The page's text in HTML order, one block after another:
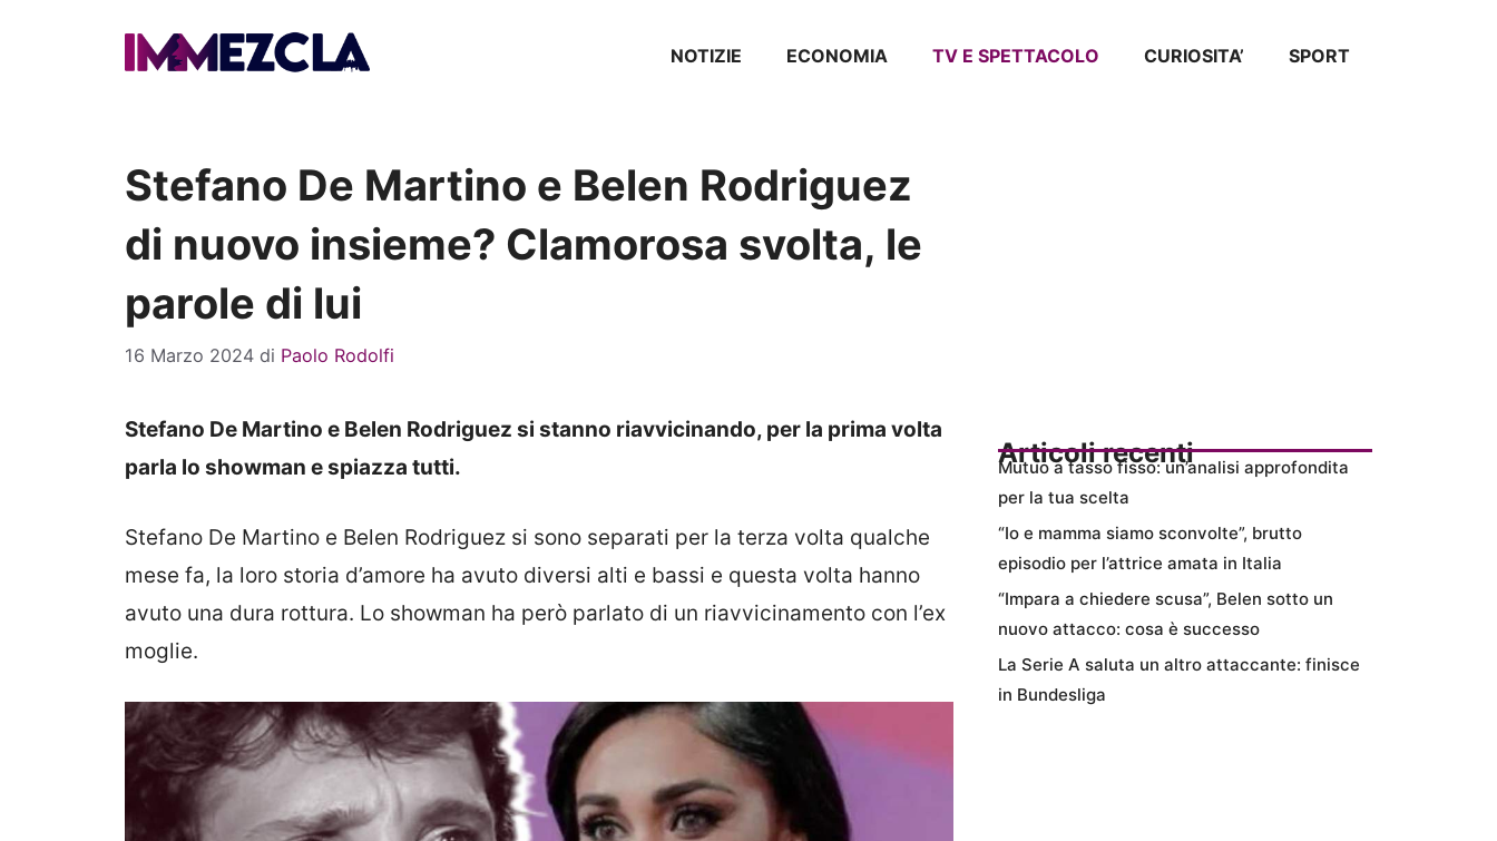
NOTIZIE ECONOMIA TV E SPETTACOLO CURIOSITA’ SPORT
Stefano De Martino e Belen Rodriguez
di nuovo insieme? Clamorosa svolta, le
parole di lui
16 Marzo 2024 di Paolo Rodolfi
Stefano De Martino e Belen Rodriguez si stanno riavvicinando, per la prima volta
parla lo showman e spiazza tutti.
Stefano De Martino e Belen Rodriguez si sono separati per la terza volta qualche
mese fa, la loro storia d’amore ha avuto diversi alti e bassi e questa volta hanno
avuto una dura rottura. Lo showman ha però parlato di un riavvicinamento con l’ex
moglie.
Articoli recenti
Mutuo a tasso fisso: un’analisi approfondita
per la tua scelta
“Io e mamma siamo sconvolte”, brutto
episodio per l’attrice amata in Italia
“Impara a chiedere scusa”, Belen sotto un
nuovo attacco: cosa è successo
La Serie A saluta un altro attaccante: finisce
in Bundesliga